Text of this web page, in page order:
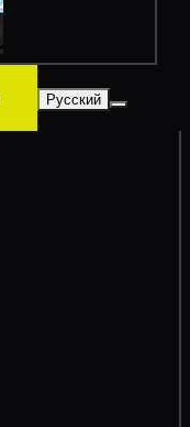
Русский